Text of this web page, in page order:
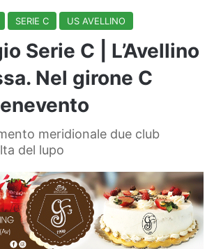
SERIE C US AVELLINO
Serie C | L’Avellino
Nel girone C
meridionale due club
del lupo